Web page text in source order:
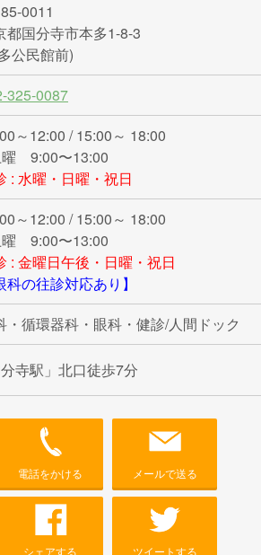
0011
都国分寺市本多1-8-3
公民館前)
325-0087
～12:00 / 15:00～ 18:00
9:00〜13:00
: 水曜・日曜・祝日
～12:00 / 15:00～ 18:00
9:00〜13:00
: 金曜日午後・日曜・祝日
科の往診対応あり】
・循環器科・眼科・健診/人間ドック
寺駅」北口徒歩7分
電話をかける メールで送る
シェアする ツイートする